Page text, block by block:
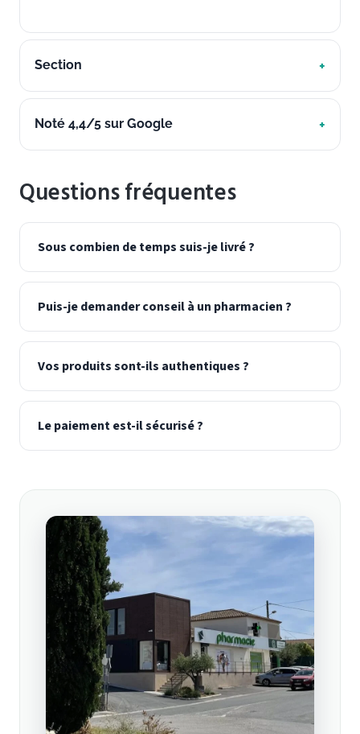
Section
Noté 4,4/5 sur Google
Questions fréquentes
Sous combien de temps suis-je livré ?
Puis-je demander conseil à un pharmacien ?
Vos produits sont-ils authentiques ?
Le paiement est-il sécurisé ?